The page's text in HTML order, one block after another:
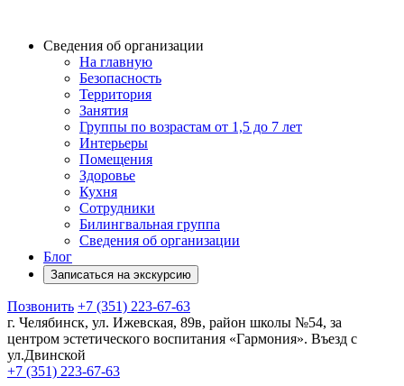
Сведения об организации
На главную
Безопасность
Территория
Занятия
Группы по возрастам от 1,5 до 7 лет
Интерьеры
Помещения
Здоровье
Кухня
Сотрудники
Билингвальная группа
Сведения об организации
Блог
Записаться на экскурсию
Позвонить +7 (351) 223-67-63
г. Челябинск, ул. Ижевская, 89в, район школы №54, за
центром эстетического воспитания «Гармония». Въезд с
ул.Двинской
+7 (351) 223-67-63